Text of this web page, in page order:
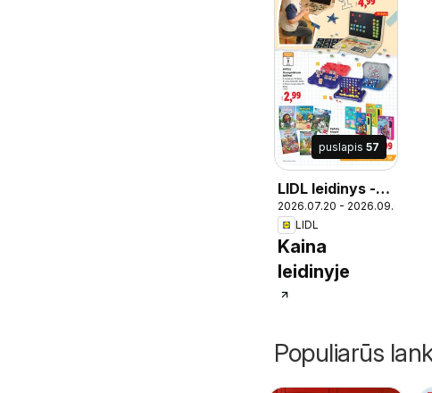
puslapis 57
LIDL leidinys -
Atgal į mokyklą
2026.07.20 - 2026.09.06
LIDL
Kaina
leidinyje
Populiarūs